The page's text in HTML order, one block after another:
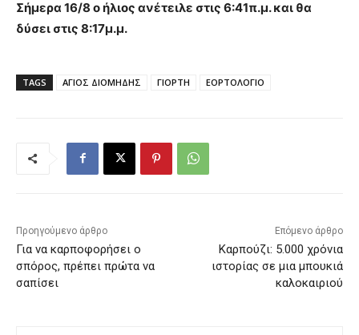
Σήμερα 16/8 ο ήλιος ανέτειλε στις 6:41π.μ. και θα
δύσει στις 8:17μ.μ.
TAGS ΑΓΙΟΣ ΔΙΟΜΗΔΗΣ ΓΙΟΡΤΗ ΕΟΡΤΟΛΟΓΙΟ
Προηγούμενο άρθρο
Για να καρποφορήσει ο
σπόρος, πρέπει πρώτα να
σαπίσει
Επόμενο άρθρο
Καρπούζι: 5.000 χρόνια
ιστορίας σε μια μπουκιά
καλοκαιριού